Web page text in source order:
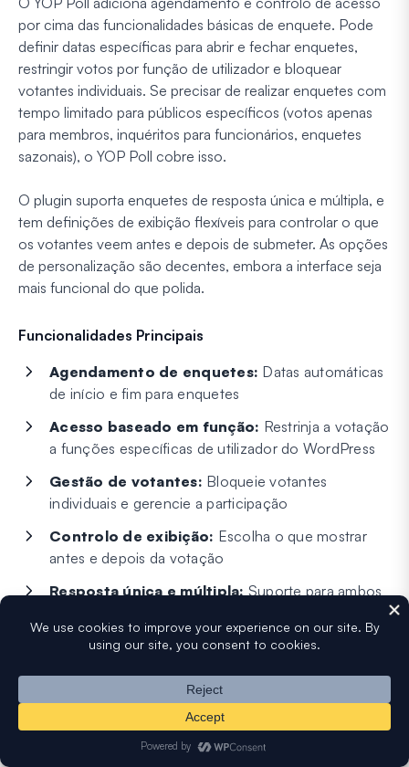
por cima das funcionalidades básicas de enquete. Pode
definir datas específicas para abrir e fechar enquetes,
restringir votos por função de utilizador e bloquear
votantes individuais. Se precisar de realizar enquetes com
tempo limitado para públicos específicos (votos apenas
para membros, inquéritos para funcionários, enquetes
sazonais), o YOP Poll cobre isso.
O plugin suporta enquetes de resposta única e múltipla, e
tem definições de exibição flexíveis para controlar o que
os votantes veem antes e depois de submeter. As opções
de personalização são decentes, embora a interface seja
mais funcional do que polida.
Funcionalidades Principais
Agendamento de enquetes: Datas automáticas
de início e fim para enquetes
Acesso baseado em função: Restrinja a votação
a funções específicas de utilizador do WordPress
Gestão de votantes: Bloqueie votantes
individuais e gerencie a participação
Controlo de exibição: Escolha o que mostrar
antes e depois da votação
Resposta única e múltipla: Suporte para ambos
Versão gratuita disponível. Pro a partir de $27 (pagamento